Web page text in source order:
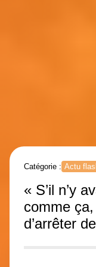
Catégorie : Actu
« S’il n’y
comme
d’arrêter